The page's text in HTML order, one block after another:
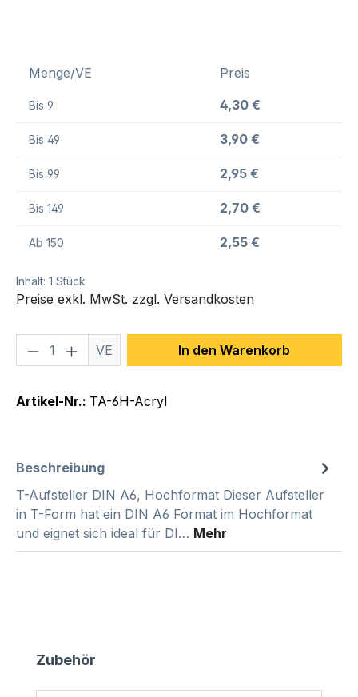
Menge/VE Preis
Bis 9 4,30 €
Bis 49 3,90 €
Bis 99 2,95 €
Bis 149 2,70 €
Ab 150 2,55 €
Inhalt: 1 Stück
Preise exkl. MwSt. zzgl. Versandkosten
Produkt Anzahl: Gib den
VE In den Warenkorb
Artikel-Nr.: TA-6H-Acryl
Beschreibung
T-Aufsteller DIN A6, Hochformat Dieser Aufsteller
in T-Form hat ein DIN A6 Format im Hochformat
und eignet sich ideal für DI… Mehr
Produktgalerie überspringen
Zubehör